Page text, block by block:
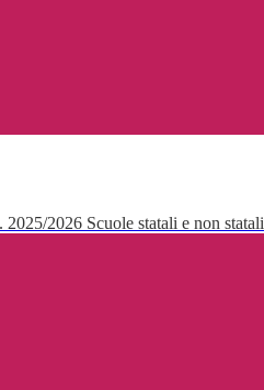
2026 Scuole statali e non statali